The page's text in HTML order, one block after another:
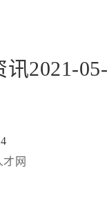
2021-
才网